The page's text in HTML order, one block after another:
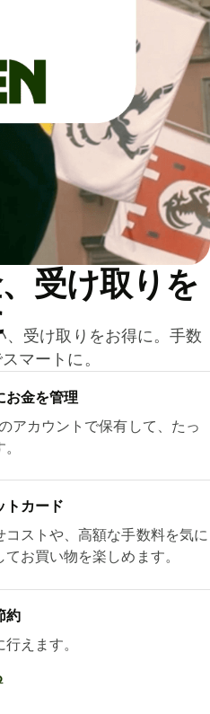
受け取りを
受け取りをお得に。手数
マートに。
お金を管理
アカウントで保有して、たっ
トカード
ストや、高額な手数料を気に
お買い物を楽しめます。
約
えます。